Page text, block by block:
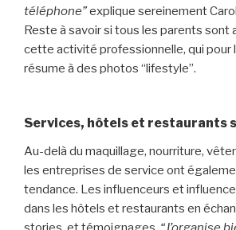
téléphone”explique sereinement
Reste à savoir si tous les parents sont
cette activité professionnelle, qui pour
résume à des photos “lifestyle”.
Services, hôtels et restaurants
Au-delà du maquillage, nourriture,
les entreprises de service ont
tendance. Les influenceurs et
dans les hôtels et restaurants en